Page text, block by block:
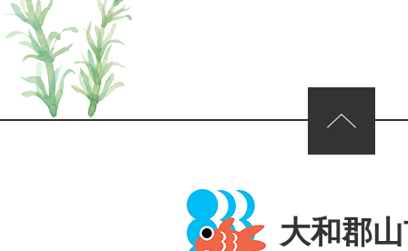
ページの先頭へ
大和郡